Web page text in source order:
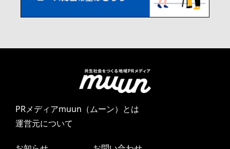
PRメディアmuun（ムーン）とは
運営元について